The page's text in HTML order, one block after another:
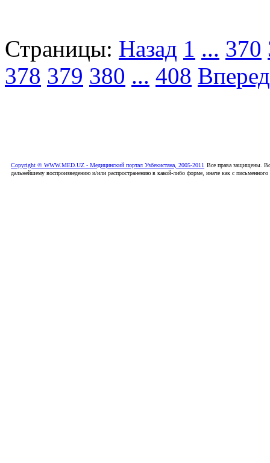
Страницы: Назад 1 ... 370
378 379 380 ... 408 Вперед
Copyright © WWW.MED.UZ - Медицинский портал Узбекистана, 2005-2011 Все права защищены.
дальнейшему воспроизведению и/или распространению в какой-либо форме, иначе как с